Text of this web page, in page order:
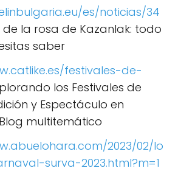
es/noticias/34
de la rosa de Kazanlak: todo
saber
festivales-de-
los Festivales de
y Espectáculo en
multitemático
2023/02/lo
surva-2023.html?m=1